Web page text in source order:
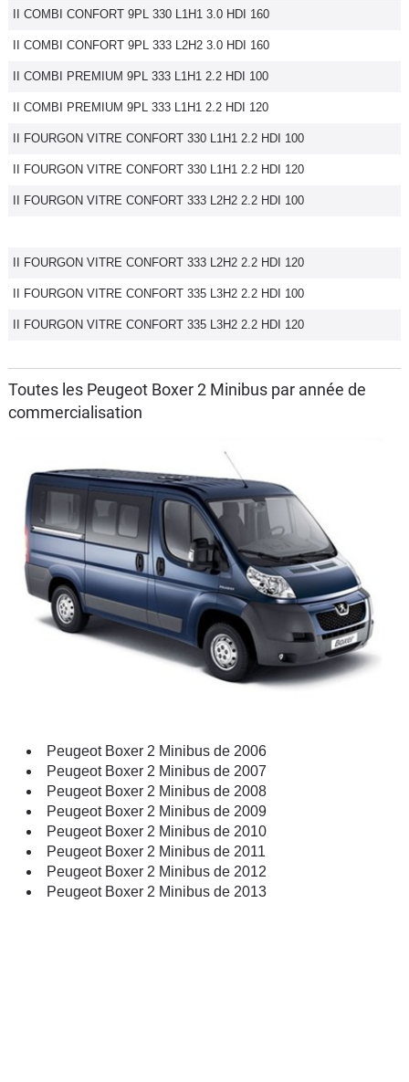
Marques
II COMBI CONFORT 9PL 330 L1H1 3.0 HDI 160
II COMBI CONFORT 9PL 333 L2H2 3.0 HDI 160
II COMBI PREMIUM 9PL 333 L1H1 2.2 HDI 100
II COMBI PREMIUM 9PL 333 L1H1 2.2 HDI 120
II FOURGON VITRE CONFORT 330 L1H1 2.2 HDI 100
II FOURGON VITRE CONFORT 330 L1H1 2.2 HDI 120
II FOURGON VITRE CONFORT 333 L2H2 2.2 HDI 100
II FOURGON VITRE CONFORT 333 L2H2 2.2 HDI 120
II FOURGON VITRE CONFORT 335 L3H2 2.2 HDI 100
II FOURGON VITRE CONFORT 335 L3H2 2.2 HDI 120
Toutes les Peugeot Boxer 2 Minibus par année de
commercialisation
Peugeot Boxer 2 Minibus de 2006
Peugeot Boxer 2 Minibus de 2007
Peugeot Boxer 2 Minibus de 2008
Peugeot Boxer 2 Minibus de 2009
Peugeot Boxer 2 Minibus de 2010
Peugeot Boxer 2 Minibus de 2011
Peugeot Boxer 2 Minibus de 2012
Peugeot Boxer 2 Minibus de 2013